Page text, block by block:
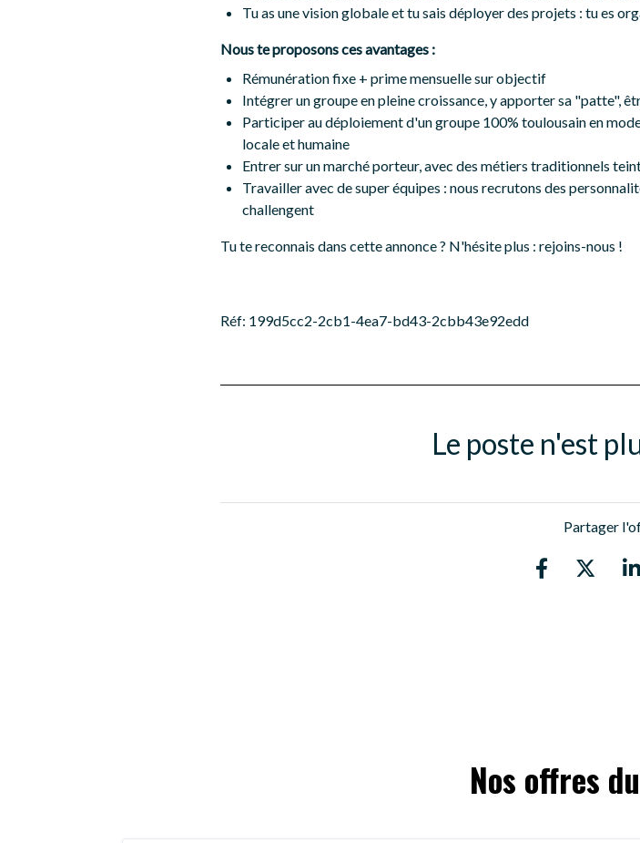
Tu as une vision globale et tu sais déployer des projets : tu es
Nous te proposons ces avantages :
Rémunération fixe + prime mensuelle sur objectif
Intégrer un groupe en pleine croissance, y apporter sa "patte",
Participer au déploiement d'un groupe 100% toulousain en
locale et humaine
Entrer sur un marché porteur, avec des métiers traditionnels
Travailler avec de super équipes : nous recrutons des
challengent
Tu te reconnais dans cette annonce ? N'hésite plus : rejoins-nous !
Réf: 199d5cc2-2cb1-4ea7-bd43-2cbb43e92edd
Le poste n'est
Partager
Nos offres